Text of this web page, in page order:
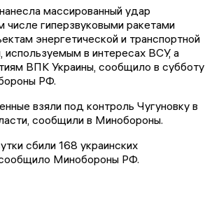
массированный удар
числе гиперзвуковыми ракетами
энергетической и транспортной
используемым в интересах ВСУ, а
ВПК Украины, сообщило в субботу
РФ.
взяли под контроль Чугуновку в
сообщили в Минобороны.
сбили 168 украинских
Минобороны РФ.